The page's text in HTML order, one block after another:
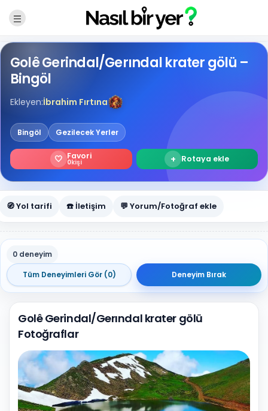
Golê Gerindal/Gerındal krater gölü –
Bingöl
Ekleyen:İbrahim Fırtına
Bingöl Gezilecek Yerler
🤍 Favori
0kişi + Rotaya ekle
🧭 Yol tarifi ☎️ İletişim 💬 Yorum/Fotoğraf ekle
0 deneyim
Tüm Deneyimleri Gör (0)
Deneyim Bırak
Golê Gerindal/Gerındal krater gölü
Fotoğraflar
8Fotoğraf